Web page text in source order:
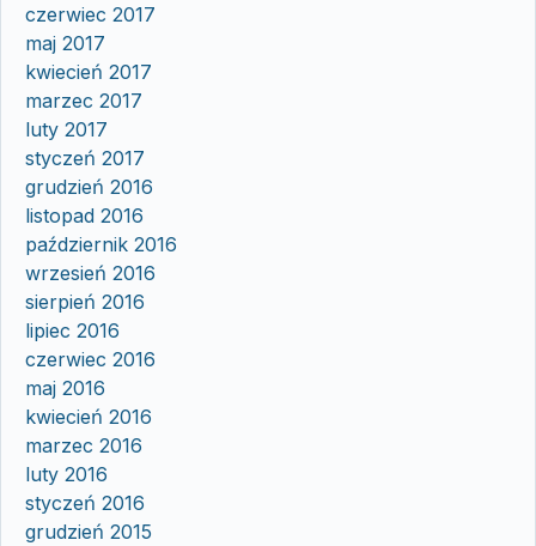
czerwiec 2017
maj 2017
kwiecień 2017
marzec 2017
luty 2017
styczeń 2017
grudzień 2016
listopad 2016
październik 2016
wrzesień 2016
sierpień 2016
lipiec 2016
czerwiec 2016
maj 2016
kwiecień 2016
marzec 2016
luty 2016
styczeń 2016
grudzień 2015